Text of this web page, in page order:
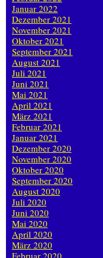
Januar 2022
Dezember 2021
November 2021
Oktober 2021
September 2021
August 2021
Juli 2021
Juni 2021
Mai 2021
April 2021
März 2021
Februar 2021
Januar 2021
Dezember 2020
November 2020
Oktober 2020
September 2020
August 2020
Juli 2020
Juni 2020
Mai 2020
April 2020
März 2020
Februar 2020